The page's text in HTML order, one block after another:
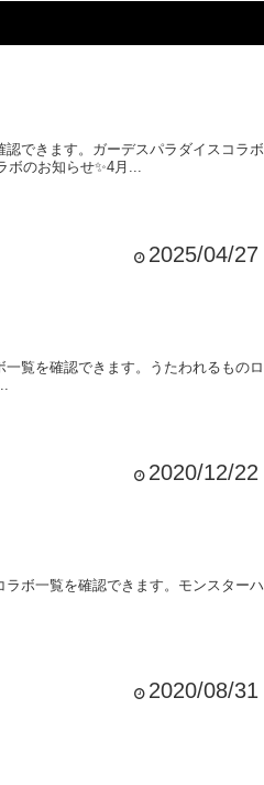
できます。ガーデスパラダイスコラボ
のお知らせ✨4月...
2025/04/27
覧を確認できます。うたわれるものロ
2020/12/22
ボ一覧を確認できます。モンスターハ
2020/08/31